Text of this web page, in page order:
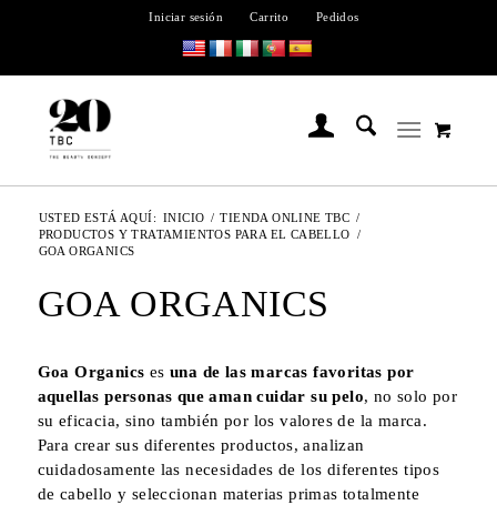
Iniciar sesión Carrito Pedidos
USTED ESTÁ AQUÍ: INICIO / TIENDA ONLINE TBC /
PRODUCTOS Y TRATAMIENTOS PARA EL CABELLO /
GOA ORGANICS
GOA ORGANICS
Goa Organics es una de las marcas favoritas por
aquellas personas que aman cuidar su pelo, no solo por
su eficacia, sino también por los valores de la marca.
Para crear sus diferentes productos, analizan
cuidadosamente las necesidades de los diferentes tipos
de cabello y seleccionan materias primas totalmente